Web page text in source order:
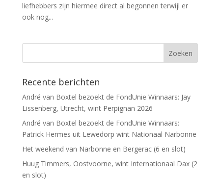
liefhebbers zijn hiermee direct al begonnen terwijl er
ook nog...
Recente berichten
André van Boxtel bezoekt de FondUnie Winnaars: Jay
Lissenberg, Utrecht, wint Perpignan 2026
André van Boxtel bezoekt de FondUnie Winnaars:
Patrick Hermes uit Lewedorp wint Nationaal Narbonne
Het weekend van Narbonne en Bergerac (6 en slot)
Huug Timmers, Oostvoorne, wint Internationaal Dax (2
en slot)